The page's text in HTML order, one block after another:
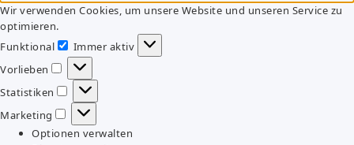
Wir verwenden Cookies, um unsere Website und unseren Service zu
optimieren.
Funktional
Funktional
Immer aktiv
Vorlieben
Vorlieben
Statistiken
Statistiken
Marketing
Marketing
Optionen verwalten